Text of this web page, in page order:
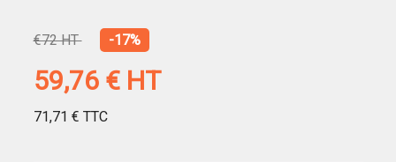
€72 HT -17%
59,76 € HT
71,71 € TTC